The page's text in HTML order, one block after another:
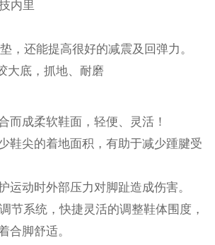
内里
，还能提高很好的减震及回弹力。
大底，抓地、耐磨
而成柔软鞋面，轻便、灵活！
鞋尖的着地面积，有助于减少踵腱受
运动时外部压力对脚趾造成伤害。
节系统，快捷灵活的调整鞋体围度，
合脚舒适。